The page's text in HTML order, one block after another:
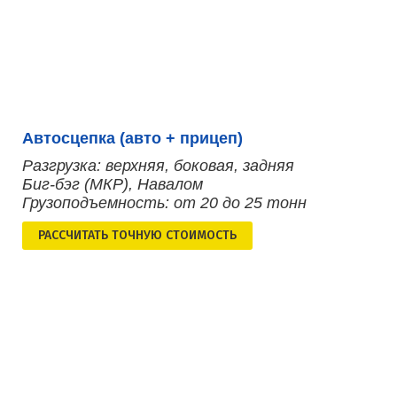
Автосцепка (авто + прицеп)
Разгрузка: верхняя, боковая, задняя
Биг-бэг (МКР), Навалом
Грузоподъемность: от 20 до 25 тонн
РАСCЧИТАТЬ ТОЧНУЮ СТОИМОСТЬ